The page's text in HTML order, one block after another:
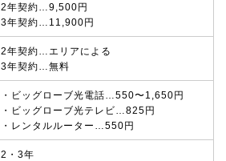
2年契約…9,500円
3年契約…11,900円
2年契約…エリアによる
3年契約…無料
・ビッグローブ光電話…550〜1,650円
・ビッグローブ光テレビ…825円
・レンタルルーター…550円
2・3年